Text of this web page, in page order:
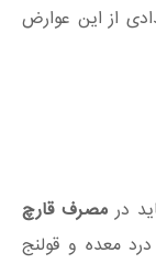
از این عوارض
در مصرف قارچ
معده و قولنج